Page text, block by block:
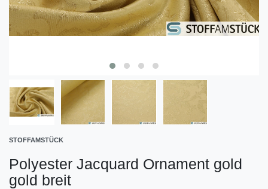
STOFFAMSTÜCK
Polyester Jacquard Ornament gold
gold breit